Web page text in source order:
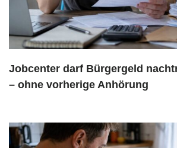
Jobcenter darf Bürgergeld
– ohne vorherige Anhörung